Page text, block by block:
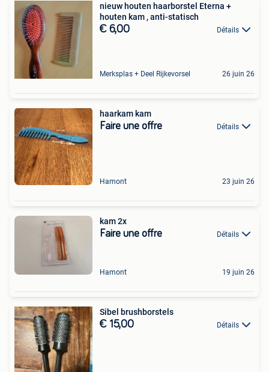
nieuw houten haarborstel Eterna +
houten kam , anti-statisch
€ 6,00 Détails
Merksplas + Deel Rijkevorsel 26 juin 26
haarkam kam
Faire une offre Détails
Hamont 23 juin 26
kam 2x
Faire une offre Détails
Hamont 19 juin 26
Sibel brushborstels
€ 15,00 Détails